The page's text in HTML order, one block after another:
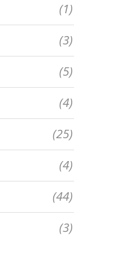
(1)
(3)
(5)
(4)
(25)
(4)
(44)
(3)